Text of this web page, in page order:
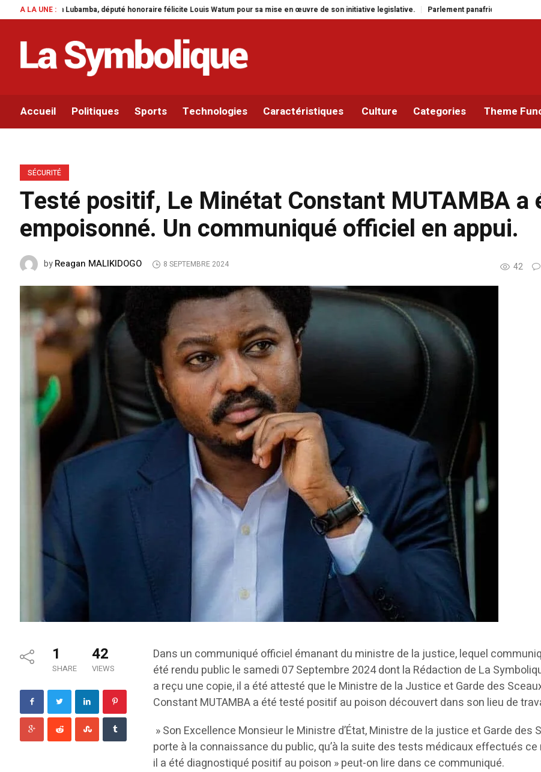
A LA UNE :
député honoraire félicite Louis Watum pour sa mise en œuvre de son initiative legislative. Parlement panafricain : à Johannesburg, Aimé Boji
Accueil Politiques Sports Technologies Caractéristiques Culture Categories Theme
SÉCURITÉ
Testé positif, Le Minétat Constant MUTAMBA a
empoisonné. Un communiqué officiel en appui.
42
byReagan MALIKIDOGO 8 SEPTEMBRE 2024
1
SHARE
42
VIEWS
Dans un communiqué officiel émanant du ministre de la justice, lequel
été rendu public le samedi 07 Septembre 2024 dont la Rédaction de La
a reçu une copie, il a été attesté que le Ministre de la Justice et Garde des
Constant MUTAMBA a été testé positif au poison découvert dans son lieu de
» Son Excellence Monsieur le Ministre d’État, Ministre de la justice et Garde des
porte à la connaissance du public, qu’à la suite des tests médicaux effectués ce
il a été diagnostiqué positif au poison » peut-on lire dans ce communiqué.